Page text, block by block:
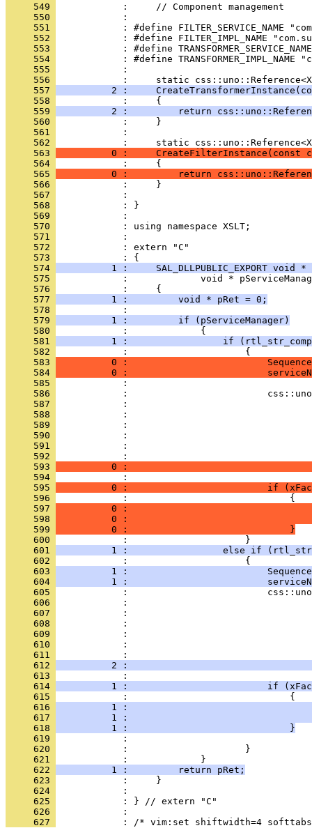
     549
     550
     551
     552
     553
     554
     555
            :
     556
     557
2 :
     558
     559
2 :         return
     560
     561
            :
     562
     563
0 :     CreateFilterInstance(const
     564
     565
0 :         return
     566
     567
     568
     569
     570
     571
     572
            : extern "C"
     573
     574
1 :     SAL_DLLPUBLIC_EXPORT void
     575
     576
     577
          1 :         void * pRet = 0;
     578
     579
          1 :         if (pServiceManager)
     580
     581
1 :                 if
     582
     583
0 :
     584
0 :
     585
     586
     587
     588
     589
     590
     591
     592
     593
0 :
     594
     595
0 :                         if
     596
     597
0 :
     598
0 :
     599
          0 :                             }
     600
     601
1 :                 else if
     602
     603
1 :
     604
1 :
     605
     606
     607
     608
     609
     610
     611
     612
2 :
     613
     614
1 :                         if
     615
     616
1 :
     617
1 :
     618
          1 :                             }
     619
     620
     621
     622
          1 :         return pRet;
     623
     624
     625
     626
     627